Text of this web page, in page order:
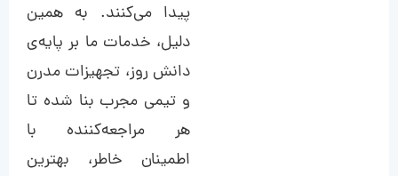
پیدا می‌کنند. به همین
دلیل، خدمات ما بر پایه‌ی
دانش روز، تجهیزات مدرن
و تیمی مجرب بنا شده تا
هر مراجعه‌کننده با
اطمینان خاطر، بهترین